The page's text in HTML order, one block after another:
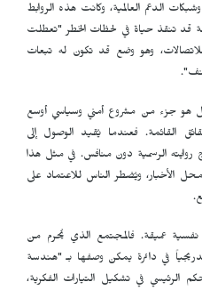
الدعم العالمية، وكانت هذه الروابط
قد تنقذ حياة في لحظات الخطر "تعطلت
وهو وضع قد تكون له تبعات
هو جزء من مشروع أمني وسياسي أوسع
القائمة. فعندما يُقيد الوصول إلى
روايته الرسمية دون منافس. في مثل هذا
محل الأخبار، ويُضطر الناس للاعتماد على
نفسية عميقة. فالمجتمع الذي يُحرم من
في دائرة يمكن وصفها بـ "هندسة
الرئيسي في تشكيل التيارات الفكرية،